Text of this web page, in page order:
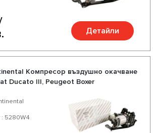
Детайли
Компресор въздушно окачване
Ducato III, Peugeot Boxer
: 5280W4